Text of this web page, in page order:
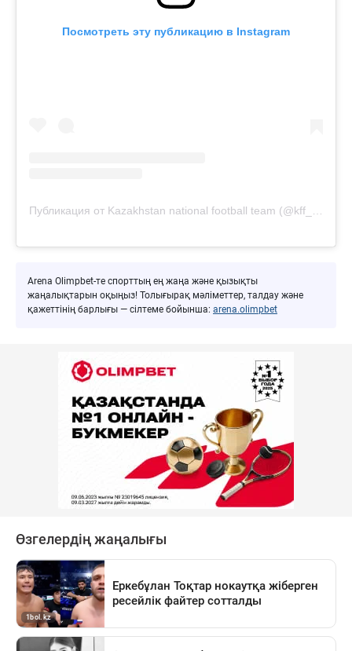
Посмотреть эту публикацию в Instagram
Публикация от Kazakhstan national football team (@kff_team)
Arena Olimpbet-те спорттың ең жаңа және қызықты
жаңалықтарын оқыңыз! Толығырақ мәліметтер, талдау және
қажеттінің барлығы — сілтеме бойынша: arena.olimpbet